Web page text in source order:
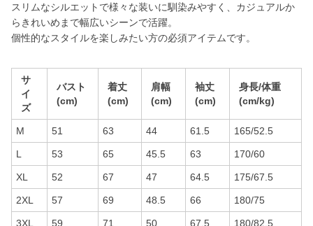
スリムなシルエットで様々な装いに馴染みやすく、カジュアルか
らきれいめまで幅広いシーンで活躍。
個性的なスタイルを楽しみたい方の必須アイテムです。
サ
イ
ズ
バスト
(cm)
着丈
(cm)
肩幅
(cm)
袖丈
(cm)
身長/体重
(cm/kg)
M 51 63 44 61.5 165/52.5
L 53 65 45.5 63 170/60
XL 52 67 47 64.5 175/67.5
2XL 57 69 48.5 66 180/75
3XL 59 71 50 67.5 180/82.5